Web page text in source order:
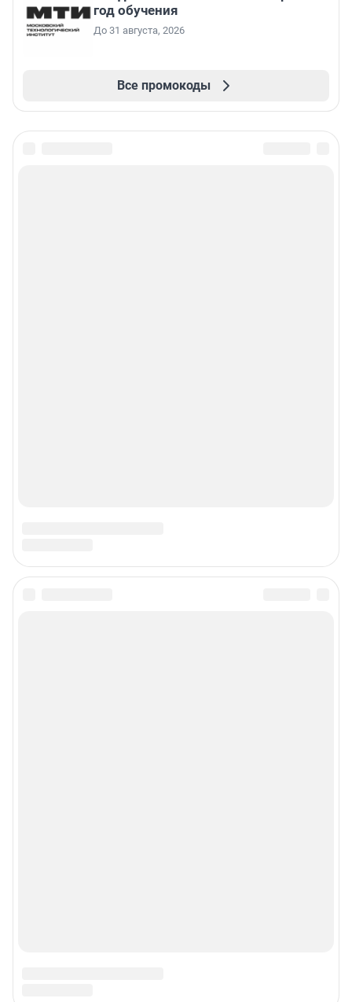
год обучения
До 31 августа, 2026
Все промокоды